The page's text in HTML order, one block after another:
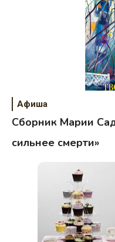
Афиша
Сборник Марии
сильнее смерти»